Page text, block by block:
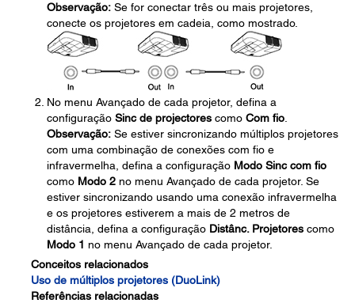
Observação: Se for conectar três ou mais projetores,
conecte os projetores em cadeia, como mostrado.
No menu Avançado de cada projetor, defina a
configuração Sinc de projectores como Com fio
Observação: Se estiver sincronizando múltiplos projetores
com uma combinação de conexões com fio e
infravermelha, defina a configuração Modo Sinc com fio
como Modo 2 no menu Avançado de cada projetor. Se
estiver sincronizando usando uma conexão infravermelha
e os projetores estiverem a mais de 2 metros de
distância, defina a configuração Distânc. Projetores como
Modo 1 no menu Avançado de cada projetor.
Conceitos relacionados
Uso de múltiplos projetores (DuoLink)
Referências relacionadas